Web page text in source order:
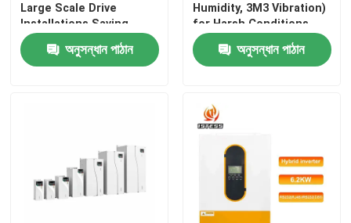
Large Scale Drive
Installations Saving
Valuable Floor Space
অনুসন্ধান পাঠান
Humidity, 3M3 Vibration)
for Harsh Conditions
অনুসন্ধান পাঠান